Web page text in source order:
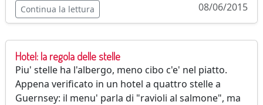
Continua la lettura 08/06/2015
Hotel: la regola delle stelle
Piu' stelle ha l'albergo, meno cibo c'e' nel piatto.
Appena verificato in un hotel a quattro stelle a
Guernsey: il menu' parla di "ravioli al salmone", ma